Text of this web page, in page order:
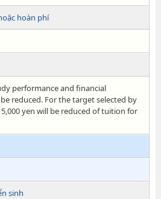
hoàn phí
performance and financial
reduced. For the target selected by
yen will be reduced of tuition for
sinh